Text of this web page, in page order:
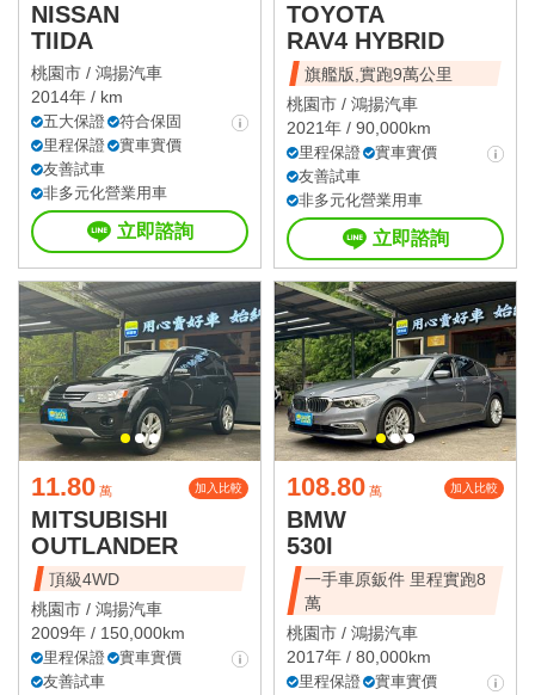
NISSAN
TIIDA
桃園市 / 鴻揚汽車
2014年 / km
五大保證
符合保固
里程保證
實車實價
友善試車
非多元化營業用車
立即諮詢
TOYOTA
RAV4 HYBRID
旗艦版,實跑9萬公里
桃園市 / 鴻揚汽車
2021年 / 90,000km
里程保證
實車實價
友善試車
非多元化營業用車
立即諮詢
11.80 萬 加入比較
MITSUBISHI
OUTLANDER
頂級4WD
桃園市 / 鴻揚汽車
2009年 / 150,000km
里程保證
實車實價
友善試車
108.80 萬 加入比較
BMW
530I
一手車原鈑件 里程實跑8
萬
桃園市 / 鴻揚汽車
2017年 / 80,000km
里程保證
實車實價